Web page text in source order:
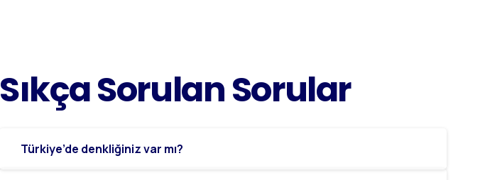
SıkçaSorulanSorular
Türkiye’de denkliğiniz var mı?